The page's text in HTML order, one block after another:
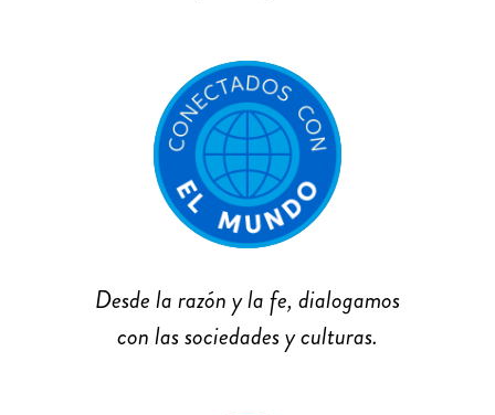
Desde la razón y la fe, dialogamos
con las sociedades y culturas.